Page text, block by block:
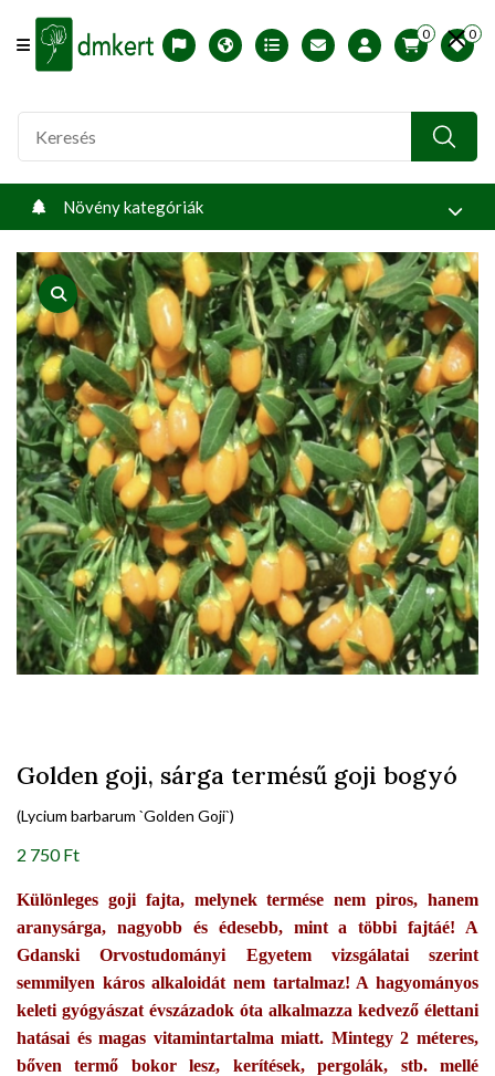
Offcanvas Menu Open
English version
Télállósági zónák
Nyomtatható ABC árjegyzék
Profilom
0 0
Növény kategóriák
product view
Golden goji, sárga termésű goji bogyó
(Lycium barbarum `Golden Goji`)
2 750 Ft
Különleges goji fajta, melynek termése nem piros, hanem
aranysárga, nagyobb és édesebb, mint a többi fajtáé! A
Gdanski Orvostudományi Egyetem vizsgálatai szerint
semmilyen káros alkaloidát nem tartalmaz! A hagyományos
keleti gyógyászat évszázadok óta alkalmazza kedvező élettani
hatásai és magas vitamintartalma miatt. Mintegy 2 méteres,
bőven termő bokor lesz, kerítések, pergolák, stb. mellé